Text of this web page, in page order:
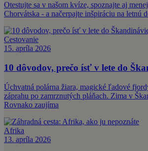
Otestujte sa v našom kvíze, spoznajte aj
Chorvátska - a načerpajte inšpiráciu na letnú
Cestovanie
15. apríla 2026
10 dôvodov, prečo ísť v lete do
Úchvatná polárna žiara, magické ľadové
záprahu po zamrznutých pláňach. Zima v
Rovnako zaujíma
Afrika
13. apríla 2026